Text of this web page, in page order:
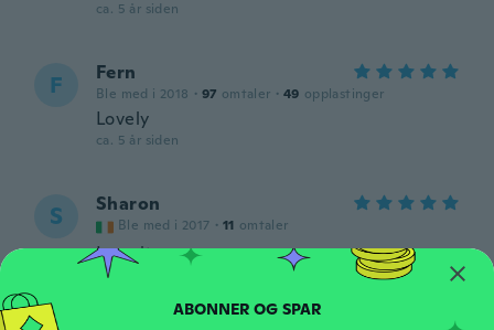
ca. 5 år siden
F Fern
Ble med i 2018 · 97 omtaler · 49 opplastinger
Lovely
ca. 5 år siden
S Sharon
Ble med i 2017 · 11 omtaler
Love it
ca. 5 år siden